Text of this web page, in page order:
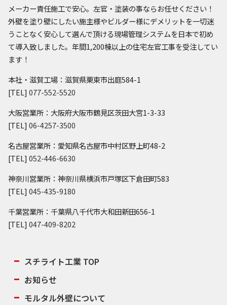
メーカー責任施工で安心。左官・塗装の事ならお任せください！
外壁を塗り壁にしたい施主様やビルダー様にデメリットを一切迷
うことなく安心して選んで頂ける現場管理システムを日本で初め
て導入致しました。年間1,200棟以上の住宅左官工事を受注してい
ます！
本社・滋賀工場：滋賀県栗東市出庭584-1
[TEL] 077-552-5520
大阪営業所：大阪府大阪市鶴見区茨田大宮1-3-33
[TEL] 06-4257-3500
名古屋営業所：愛知県名古屋市中村区野上町48-2
[TEL] 052-446-6630
神奈川営業所：神奈川県横浜市戸塚区下倉田町583
[TEL] 045-435-9180
千葉営業所：千葉県八千代市大和田新田656-1
[TEL] 047-409-8202
スチライト工業 TOP
お知らせ
モルタル外壁について